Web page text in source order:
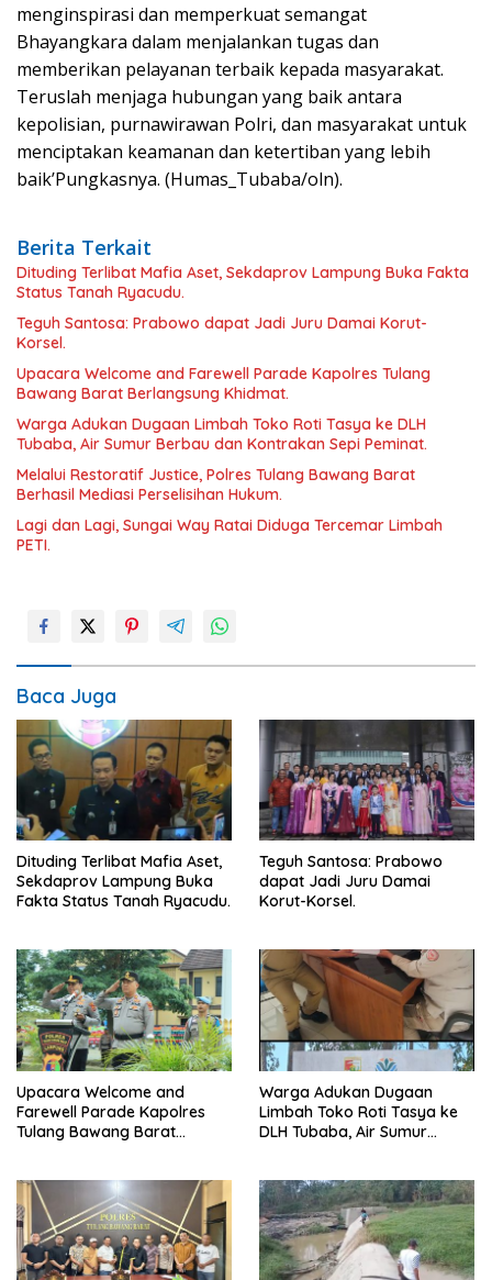
menginspirasi dan memperkuat semangat
Bhayangkara dalam menjalankan tugas dan
memberikan pelayanan terbaik kepada masyarakat.
Teruslah menjaga hubungan yang baik antara
kepolisian, purnawirawan Polri, dan masyarakat untuk
menciptakan keamanan dan ketertiban yang lebih
baik’Pungkasnya. (Humas_Tubaba/oln).
Berita Terkait
Dituding Terlibat Mafia Aset, Sekdaprov Lampung Buka Fakta
Status Tanah Ryacudu.
Teguh Santosa: Prabowo dapat Jadi Juru Damai Korut-
Korsel.
Upacara Welcome and Farewell Parade Kapolres Tulang
Bawang Barat Berlangsung Khidmat.
Warga Adukan Dugaan Limbah Toko Roti Tasya ke DLH
Tubaba, Air Sumur Berbau dan Kontrakan Sepi Peminat.
Melalui Restoratif Justice, Polres Tulang Bawang Barat
Berhasil Mediasi Perselisihan Hukum.
Lagi dan Lagi, Sungai Way Ratai Diduga Tercemar Limbah
PETI.
Baca Juga
Dituding Terlibat Mafia Aset,
Sekdaprov Lampung Buka
Fakta Status Tanah Ryacudu.
Teguh Santosa: Prabowo
dapat Jadi Juru Damai
Korut-Korsel.
Upacara Welcome and
Farewell Parade Kapolres
Tulang Bawang Barat
Warga Adukan Dugaan
Limbah Toko Roti Tasya ke
DLH Tubaba, Air Sumur